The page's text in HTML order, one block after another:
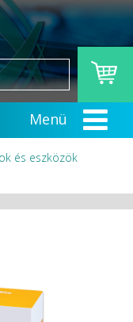
és eszközök